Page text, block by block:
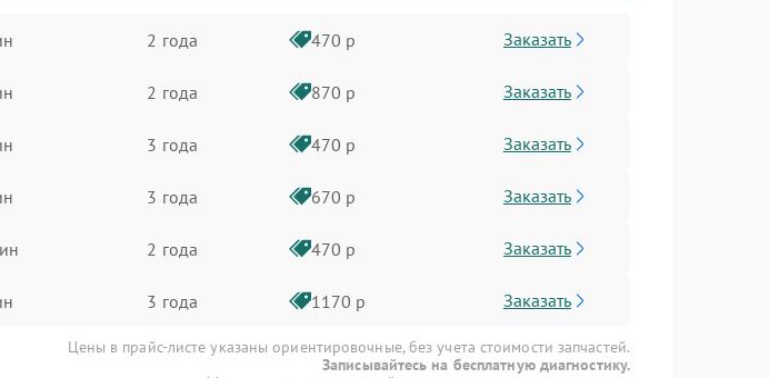
2 года 470 р Заказать
2 года 870 р Заказать
3 года 470 р Заказать
3 года 670 р Заказать
2 года 470 р Заказать
3 года 1170 р Заказать
Цены в прайс-листе указаны ориентировочные, без учета стоимости запчастей.
Записывайтесь на бесплатную диагностику.